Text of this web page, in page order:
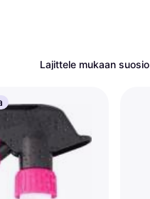
Lajittele mukaan suosio